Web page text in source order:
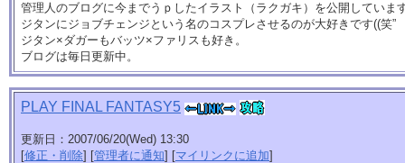
管理人のブログに今までうｐしたイラスト（ラクガキ）を公開していま
ジタンにジョブチェンジという名のコスプレさせるのが大好きです((笑”
ジタン×ダガーもバッツ×ファリスも好き。
ブログは毎日更新中。
PLAY FINAL FANTASY5
更新日：2007/06/20(Wed) 13:30
[修正・削除] [管理者に通知] [マイリンクに追加]